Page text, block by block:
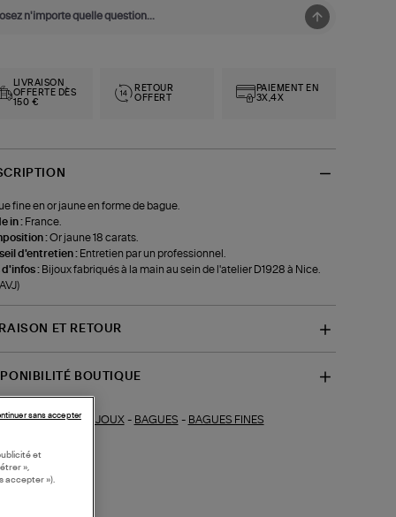
LIVRAISON
OFFERTE DÈS
150 €
RETOUR
OFFERT
PAIEMENT EN
3X,4X
fine en or jaune en forme de bague.
in : France.
:Or jaune 18 carats.
d'entretien : Entretien par un professionnel.
d'infos : Bijoux fabriqués à la main au sein de l'atelier D1928 à Nice.
ET RETOUR
BOUTIQUE
similaires : BIJOUX- BAGUES - BAGUES FINES
et
»,
accepter »).
sans accepter